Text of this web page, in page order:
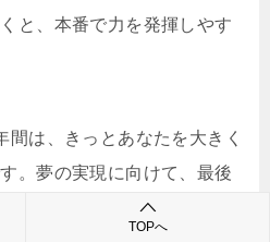
と、本番で力を発揮しやす
は、きっとあなたを大きく
。夢の実現に向けて、最後
さい。応援しています！
TOPへ